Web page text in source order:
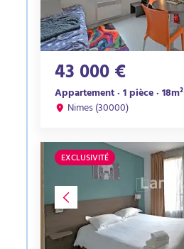
43 000 €
Appartement · 1 pièce · 18m²
Nimes (30000)
EXCLUSIVITÉ